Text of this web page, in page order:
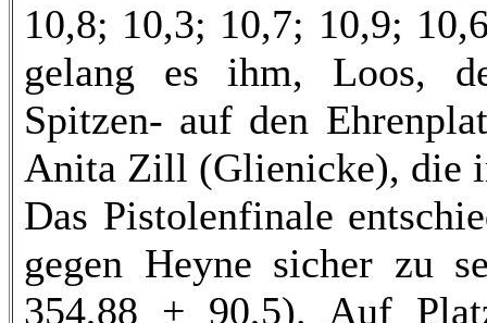
10,8; 10,3; 10,7; 10,9;
gelang es ihm, Loos,
Spitzen- auf den
Anita Zill (Glienicke), die
Das Pistolenfinale
gegen Heyne sicher zu
354,88 + 90,5). Auf